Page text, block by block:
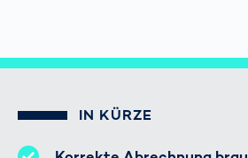
IN KÜRZE